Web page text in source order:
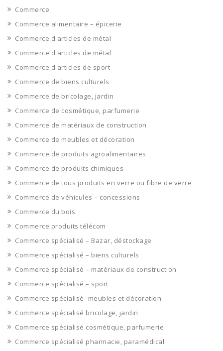
Commerce
Commerce alimentaire – épicerie
Commerce d'articles de métal
Commerce d'articles de métal
Commerce d'articles de sport
Commerce de biens culturels
Commerce de bricolage, jardin
Commerce de cosmétique, parfumerie
Commerce de matériaux de construction
Commerce de meubles et décoration
Commerce de produits agroalimentaires
Commerce de produits chimiques
Commerce de tous produits en verre ou fibre de verre
Commerce de véhicules – concessions
Commerce du bois
Commerce produits télécom
Commerce spécialisé – Bazar, déstockage
Commerce spécialisé – biens culturels
Commerce spécialisé – matériaux de construction
Commerce spécialisé – sport
Commerce spécialisé -meubles et décoration
Commerce spécialisé bricolage, jardin
Commerce spécialisé cosmétique, parfumerie
Commerce spécialisé pharmacie, paramédical